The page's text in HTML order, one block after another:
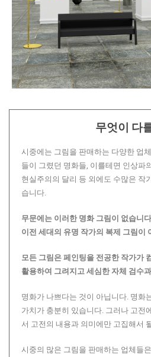
무엇이 다
시중에는 그림을 판매하는 다양한 업
들이 그렸던 명화들, 이를테면 인상파
현실주의의 달리 등 외에도 수많은 작
습니다.
무문에는 이러한 명화 그림이 없습니
이전 세대의 유명 작가의 복제 그림이
모든 그림은 페인팅을 전공한 작가가
활용하여 그려지고 세심한 자체 검수
명화가 나쁘다는 것이 아닙니다. 명화
가치가 충분히 있습니다. 그러나 고전
서 고전의 내용과 의미에만 고집해서
시중의 많은 그림을 판매하는 업체들